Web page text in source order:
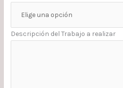
Descripción del Trabajo a realizar